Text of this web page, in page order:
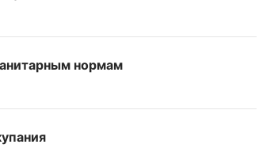
нормам